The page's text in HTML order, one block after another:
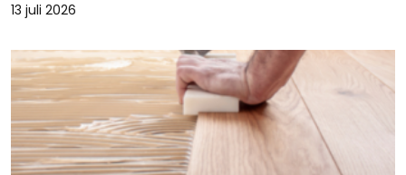
13 juli 2026